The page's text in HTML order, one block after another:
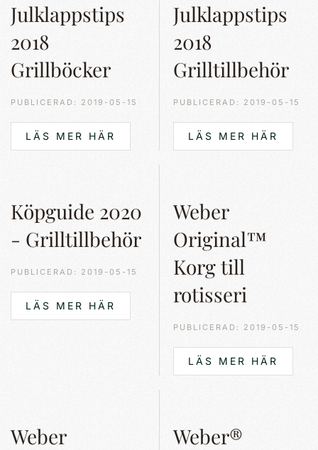
Julklappstips
2018
Grillböcker
PUBLICERAD: 2019-05-15
LÄS MER HÄR
Julklappstips
2018
Grilltillbehör
PUBLICERAD: 2019-05-15
LÄS MER HÄR
Köpguide 2020
- Grilltillbehör
PUBLICERAD: 2019-05-15
LÄS MER HÄR
Weber
Original™
Korg till
rotisseri
PUBLICERAD: 2019-05-15
LÄS MER HÄR
Weber
Weber®